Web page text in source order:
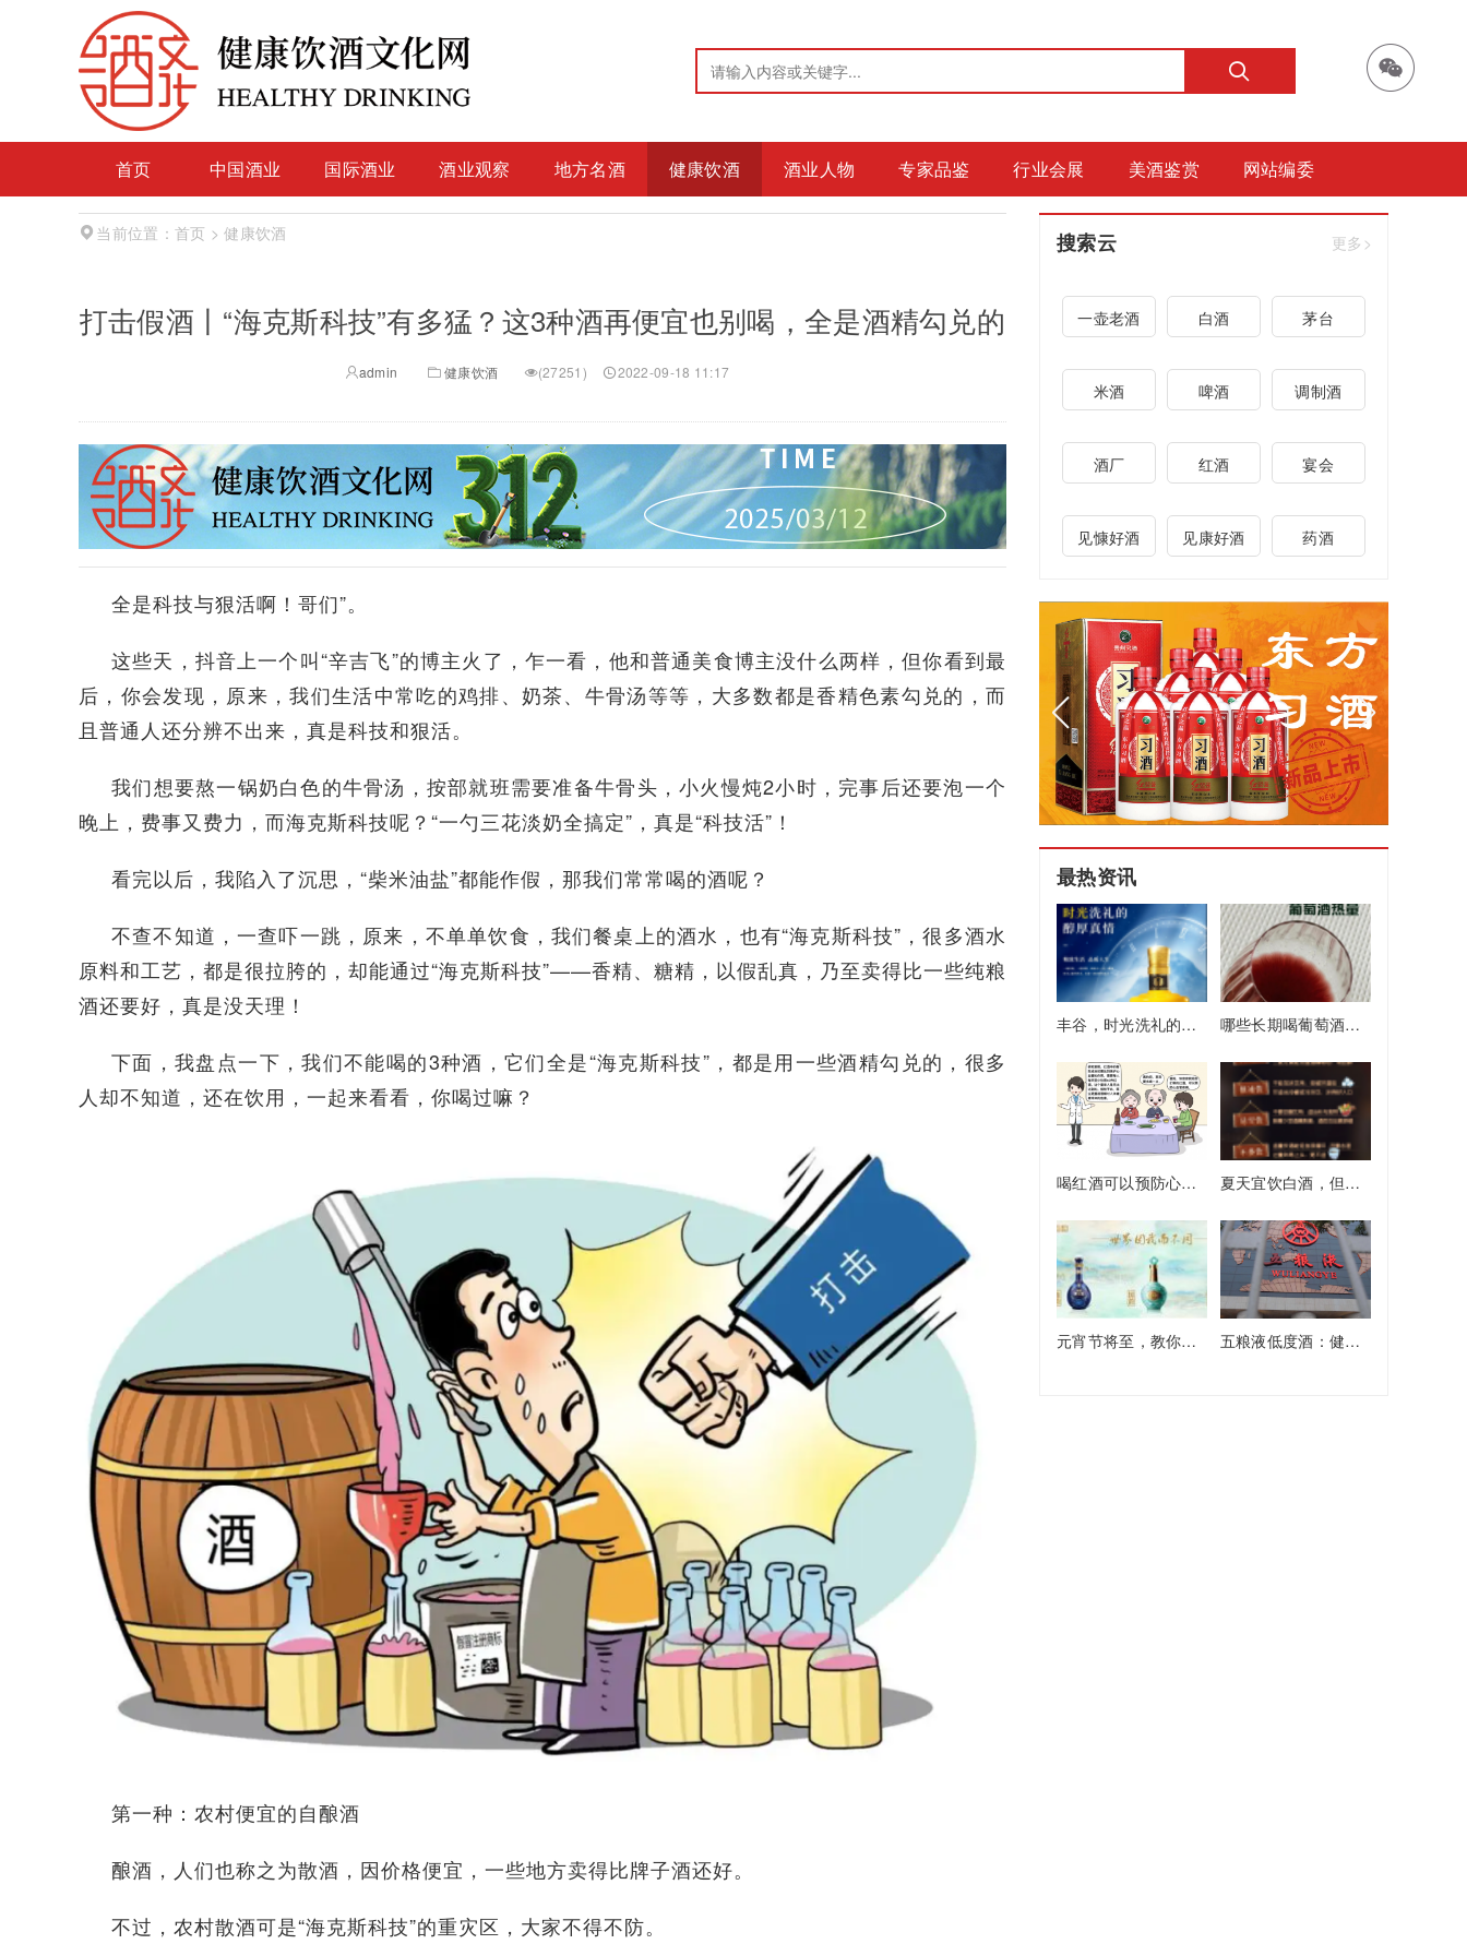
首页 中国酒业 国际酒业 酒业观察 地方名酒 健康饮酒 酒业人物 专家品鉴 行业会展 美酒鉴赏 网站编委
当前位置： 首页 > 健康饮酒
打击假酒丨“海克斯科技”有多猛？这3种酒再便宜也别喝，全是酒精勾兑的
admin 健康饮酒 (27251) 2022-09-18 11:17
全是科技与狠活啊！哥们”。
这些天，抖音上一个叫“辛吉飞”的博主火了，乍一看，他和普通美食博主没什么两样，但你看到最
后，你会发现，原来，我们生活中常吃的鸡排、奶茶、牛骨汤等等，大多数都是香精色素勾兑的，而
且普通人还分辨不出来，真是科技和狠活。
我们想要熬一锅奶白色的牛骨汤，按部就班需要准备牛骨头，小火慢炖2小时，完事后还要泡一个
晚上，费事又费力，而海克斯科技呢？“一勺三花淡奶全搞定”，真是“科技活”！
看完以后，我陷入了沉思，“柴米油盐”都能作假，那我们常常喝的酒呢？
不查不知道，一查吓一跳，原来，不单单饮食，我们餐桌上的酒水，也有“海克斯科技”，很多酒水
原料和工艺，都是很拉胯的，却能通过“海克斯科技”——香精、糖精，以假乱真，乃至卖得比一些纯粮
酒还要好，真是没天理！
下面，我盘点一下，我们不能喝的3种酒，它们全是“海克斯科技”，都是用一些酒精勾兑的，很多
人却不知道，还在饮用，一起来看看，你喝过嘛？
第一种：农村便宜的自酿酒
酿酒，人们也称之为散酒，因价格便宜，一些地方卖得比牌子酒还好。
不过，农村散酒可是“海克斯科技”的重灾区，大家不得不防。
搜索云 更多>
一壶老酒 白酒 茅台
米酒 啤酒 调制酒
酒厂 红酒 宴会
见慷好酒 见康好酒 药酒
最热资讯
丰谷，时光洗礼的醇厚真情 哪些长期喝葡萄酒的人，最后都怎么样了？
喝红酒可以预防心血管疾病？ 夏天宜饮白酒，但有四大注意事项
元宵节将至，教你品鉴白酒小妙招 五粮液低度酒：健康消费新选择